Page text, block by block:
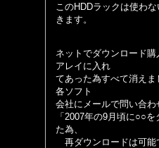
このHDDラックは使わ
きます。
ネットでダウンロード
アレイに入れ
てあった為すべて消え
各ソフト
会社にメールで問い合わ
「2007年の9月頃に○○
た為、
再ダウンロードは可能